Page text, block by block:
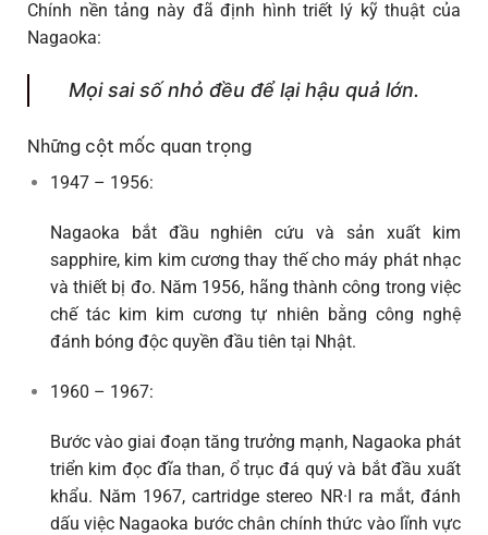
Chính nền tảng này đã định hình triết lý kỹ thuật của
Nagaoka:
Mọi sai số nhỏ đều để lại hậu quả lớn.
Những cột mốc quan trọng
1947 – 1956:
Nagaoka bắt đầu nghiên cứu và sản xuất kim
sapphire, kim kim cương thay thếcho máy phát nhạc
và thiết bị đo. Năm 1956, hãngthành công trong việc
chế tác kim kim cương tự nhiên bằng công nghệ
đánh bóng độc quyền đầu tiên tại Nhật.
1960 – 1967:
Bước vào giai đoạn tăng trưởng mạnh, Nagaoka phát
triển kim đọc đĩa than, ổ trục đá quý và bắt đầu xuất
khẩu. Năm 1967,cartridge stereo NR·I ra mắt, đánh
dấu việc Nagaoka bước chân chính thức vào lĩnh vực